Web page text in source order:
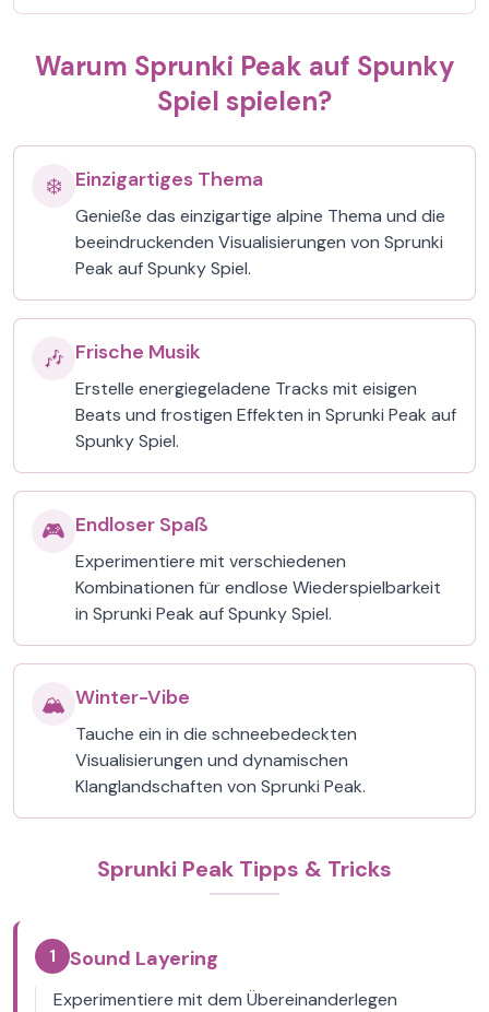
Warum Sprunki Peak auf Spunky
Spiel spielen?
❄️ Einzigartiges Thema
Genieße das einzigartige alpine Thema und die
beeindruckenden Visualisierungen von Sprunki
Peak auf Spunky Spiel.
🎶 Frische Musik
Erstelle energiegeladene Tracks mit eisigen
Beats und frostigen Effekten in Sprunki Peak auf
Spunky Spiel.
🎮 Endloser Spaß
Experimentiere mit verschiedenen
Kombinationen für endlose Wiederspielbarkeit
in Sprunki Peak auf Spunky Spiel.
🏔️ Winter-Vibe
Tauche ein in die schneebedeckten
Visualisierungen und dynamischen
Klanglandschaften von Sprunki Peak.
Sprunki Peak Tipps & Tricks
1 Sound Layering
Experimentiere mit dem Übereinanderlegen